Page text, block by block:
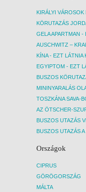
Országok
CIPRUS
GÖRÖGORSZÁG
MÁLTA